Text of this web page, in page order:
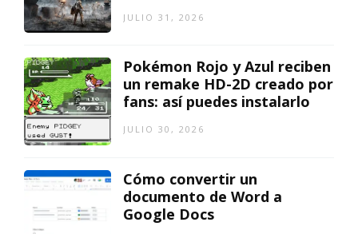
JULIO 31, 2026
Pokémon Rojo y Azul reciben
un remake HD-2D creado por
fans: así puedes instalarlo
JULIO 30, 2026
Cómo convertir un
documento de Word a
Google Docs